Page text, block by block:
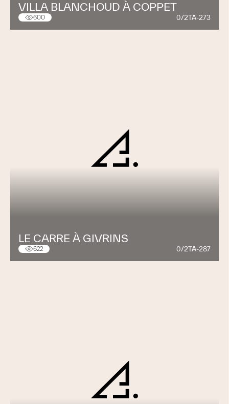
VILLA BLANCHOUD À COPPET
600 0/2TA-273
LE CARRE À GIVRINS
622 0/2TA-287